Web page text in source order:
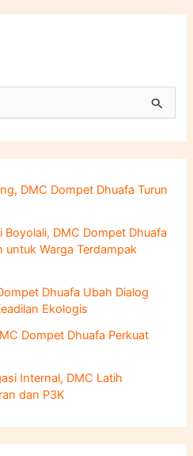
DMC Dompet Dhuafa Turun
Boyolali, DMC Dompet Dhuafa
untuk Warga Terdampak
Dhuafa Ubah Dialog
Ekologis
Dompet Dhuafa Perkuat
Internal, DMC Latih
dan P3K